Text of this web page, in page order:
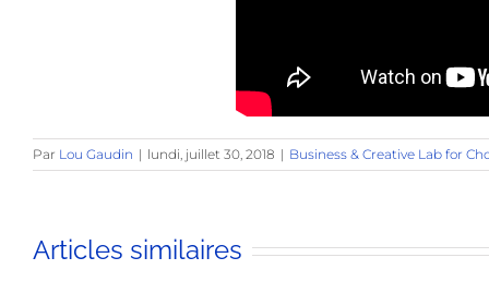
Par Lou Gaudin | lundi, juillet 30, 2018 | Business & Creative Lab for
Articles similaires